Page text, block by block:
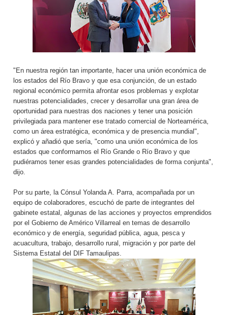
"En nuestra región tan importante, hacer una unión económica de
los estados del Río Bravo y que esa conjunción, de un estado
regional económico permita afrontar esos problemas y explotar
nuestras potencialidades, crecer y desarrollar una gran área de
oportunidad para nuestras dos naciones y tener una posición
privilegiada para mantener ese tratado comercial de Norteamérica,
como un área estratégica, económica y de presencia mundial",
explicó y añadió que sería, "como una unión económica de los
estados que conformamos el Río Grande o Río Bravo y que
pudiéramos tener esas grandes potencialidades de forma conjunta",
dijo.
Por su parte, la Cónsul Yolanda A. Parra, acompañada por un
equipo de colaboradores, escuchó de parte de integrantes del
gabinete estatal, algunas de las acciones y proyectos emprendidos
por el Gobierno de Américo Villarreal en temas de desarrollo
económico y de energía, seguridad pública, agua, pesca y
acuacultura, trabajo, desarrollo rural, migración y por parte del
Sistema Estatal del DIF Tamaulipas.